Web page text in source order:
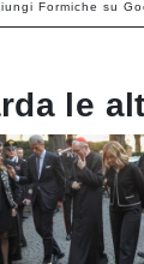
Formiche su
le